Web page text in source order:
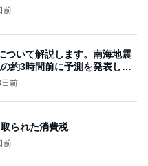
前
ついて解説します。南海地震
約3時間前に予測を発表しま
前
られた消費税
前